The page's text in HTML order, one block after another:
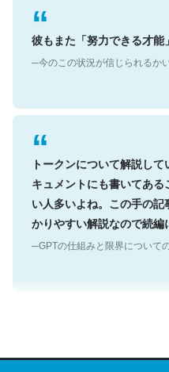
彼もまた「努力できる才能
トークンについて解説し
キュメントにも書いてある
い人多いよね。この手の
かりやすい解説なので続編
説してる記事が少ないので